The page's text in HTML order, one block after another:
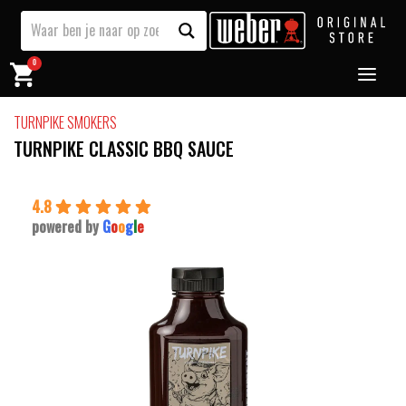
0
TURNPIKE SMOKERS
TURNPIKE CLASSIC BBQ SAUCE
4.8
powered by Google